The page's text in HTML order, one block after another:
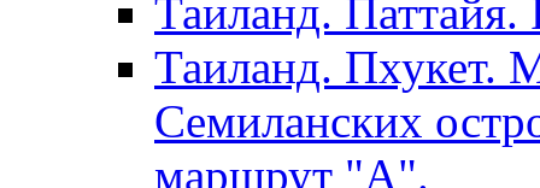
Таиланд. Паттайя.
Таиланд. Пхукет.
Семиланских
маршрут "А".